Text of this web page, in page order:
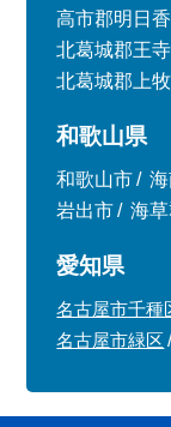
高市郡明日
北葛城郡王
北葛城郡上
和歌山県
和歌山市
岩出市
海
愛知県
名古屋市千種
名古屋市緑区